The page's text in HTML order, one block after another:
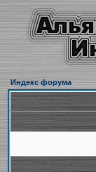
Индекс форума